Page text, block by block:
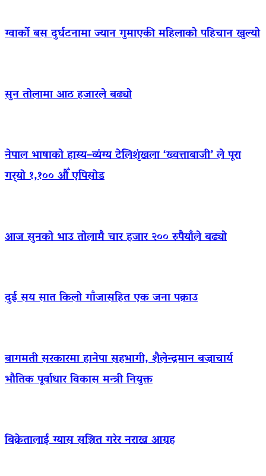
ग्वार्को बस दुर्घटनामा ज्यान गुमाएकी महिलाको पहिचान खुल्यो
सुन तोलामा आठ हजारले बढ्यो
नेपाल भाषाको हास्य–व्यंग्य टेलिशृंखला ‘ख्वत्ताबाजी’ ले पूरा
गर्‍यो १,१०० औँ एपिसोड
आज सुनको भाउ तोलामै चार हजार २०० रुपैयाँले बढ्यो
दुई सय सात किलो गाँजासहित एक जना पक्राउ
बागमती सरकारमा हानेपा सहभागी, शैलेन्द्रमान बज्राचार्य
भौतिक पूर्वाधार विकास मन्त्री नियुक्त
बिक्रेतालाई ग्यास सञ्चित गरेर नराख्न आग्रह